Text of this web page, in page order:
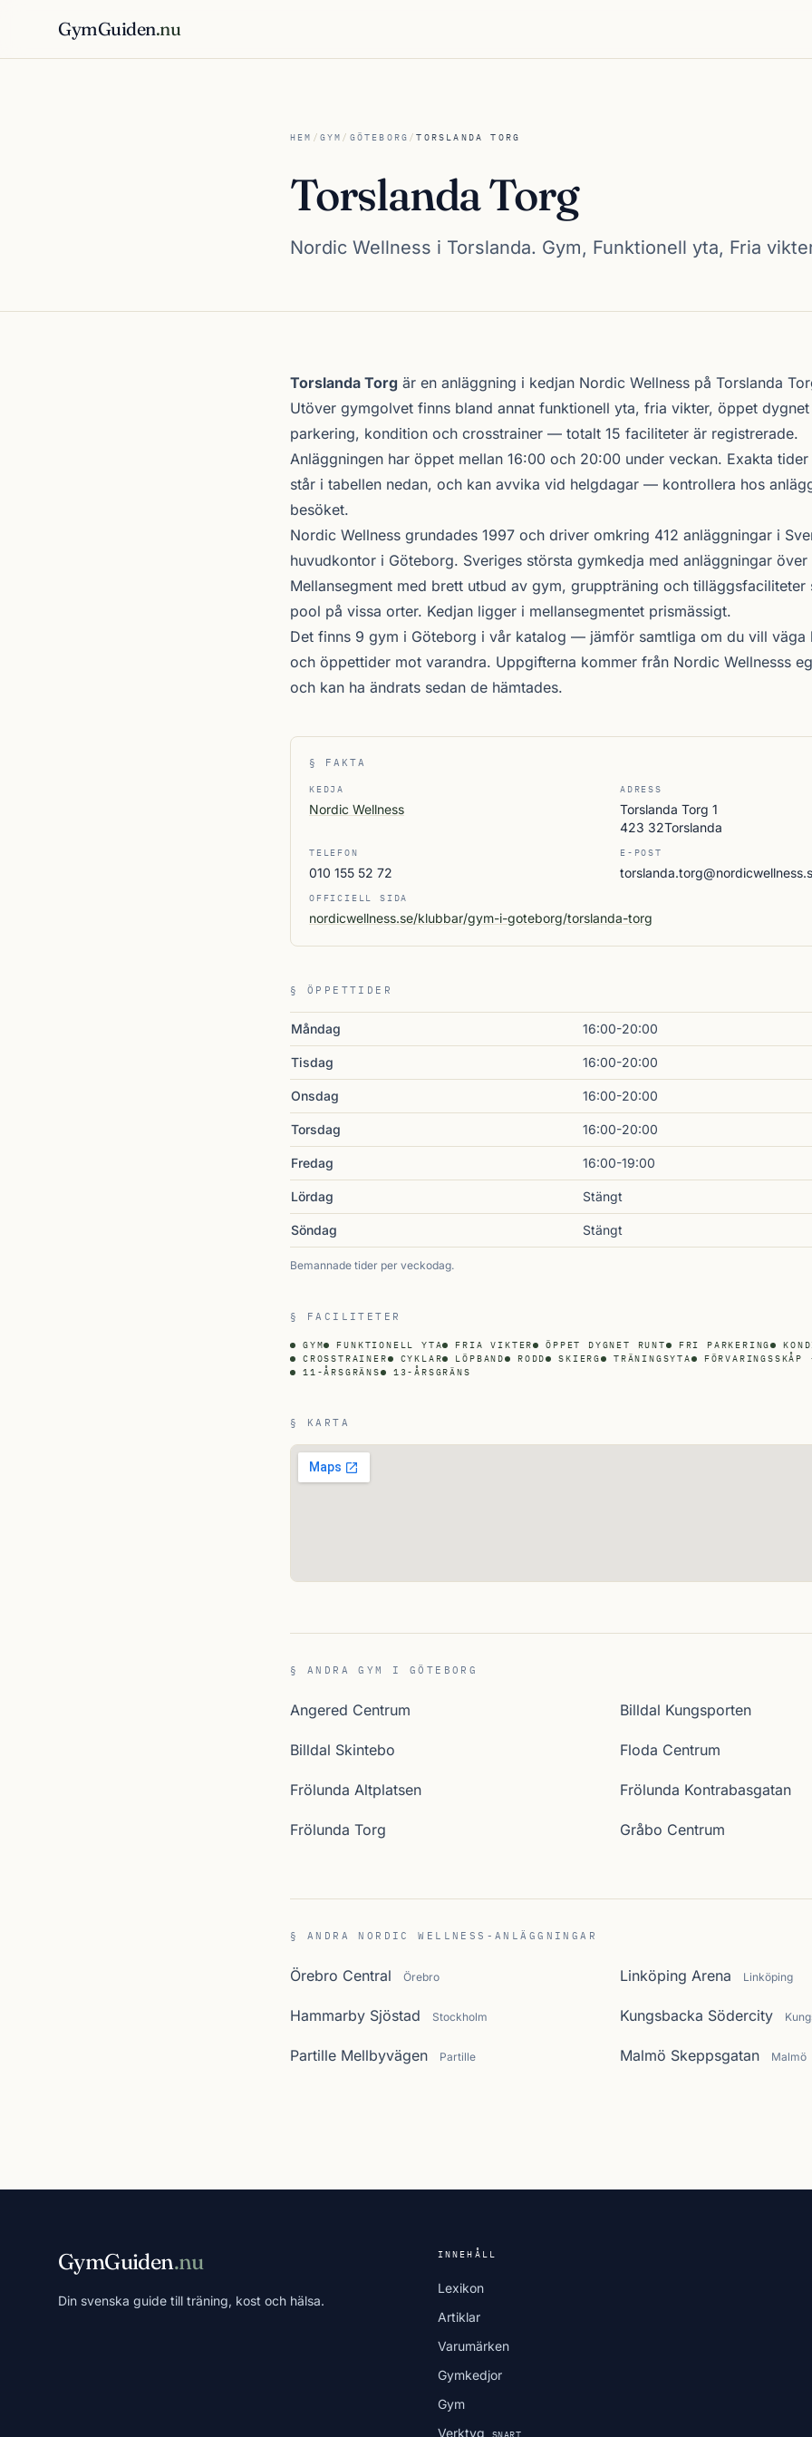
GymGuiden.nu
HEM / GYM / GÖTEBORG /TORSLANDA TORG
Torslanda Torg
Nordic Wellness i Torslanda. Gym, Funktionell yta, Fria
Om Torslanda Torg
Torslanda Torg är en anläggning i kedjan Nordic Wellness på Torslanda
Utöver gymgolvet finns bland annat funktionell yta, fria vikter, öppet
parkering, kondition och crosstrainer — totalt 15 faciliteter är registrerade.
Anläggningen har öppet mellan 16:00 och 20:00 under veckan. Exakta
står i tabellen nedan, och kan avvika vid helgdagar — kontrollera hos
besöket.
Nordic Wellness grundades 1997 och driver omkring 412 anläggningar i
huvudkontor i Göteborg. Sveriges största gymkedja med anläggningar över
Mellansegment med brett utbud av gym, gruppträning och tilläggsfaciliteter
pool på vissa orter. Kedjan ligger i mellansegmentet prismässigt.
Det finns 9 gym i Göteborg i vår katalog — jämför samtliga om du vill väga
och öppettider mot varandra. Uppgifterna kommer från Nordic Wellnesss
och kan ha ändrats sedan de hämtades.
§ FAKTA
KEDJA
Nordic Wellness
ADRESS
Torslanda Torg 1
423 32Torslanda
TELEFON
010 155 52 72
E-POST
OFFICIELL SIDA
nordicwellness.se/klubbar/gym-i-goteborg/torslanda-torg
§ ÖPPETTIDER
Måndag 16:00-20:00
Tisdag 16:00-20:00
Onsdag 16:00-20:00
Torsdag 16:00-20:00
Fredag 16:00-19:00
Lördag Stängt
Söndag Stängt
Bemannade tider per veckodag.
§ FACILITETER
GYM FUNKTIONELL YTA FRIA VIKTER ÖPPET DYGNET RUNT FRI PARKERING
CROSSTRAINER
CYKLAR LÖPBAND RODD SKIERG TRÄNINGSYTA
11-ÅRSGRÄNS
13-ÅRSGRÄNS
§ KARTA
§ ANDRA GYM I GÖTEBORG
Angered Centrum Billdal Kungsporten
Billdal Skintebo Floda Centrum
Frölunda Altplatsen Frölunda Kontrabasgatan
Frölunda Torg Gråbo Centrum
§ ANDRA NORDIC WELLNESS-ANLÄGGNINGAR
Örebro Central Örebro Linköping Arena Linköping
Hammarby Sjöstad Stockholm Kungsbacka Södercity
Partille Mellbyvägen Partille Malmö Skeppsgatan Malmö
GymGuiden.nu
Din svenska guide till träning, kost och hälsa.
INNEHÅLL
Lexikon
Artiklar
Varumärken
Gymkedjor
Gym
Verktyg